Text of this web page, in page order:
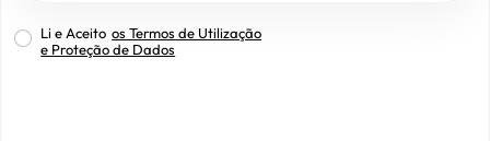
Li e Aceito os Termos de Utilização
e Proteção de Dados